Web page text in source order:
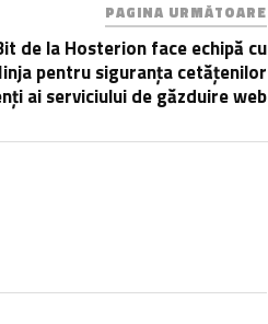
PAGINA URMĂTOARE
de la Hosterion face echipă cu
pentru siguranța cetățenilor
ai serviciului de găzduire web